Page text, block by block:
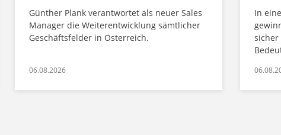
Günther Plank verantwortet als neuer Sales
Manager die Weiterentwicklung sämtlicher
Geschäftsfelder in Österreich.
06.08.2026
In
sicher